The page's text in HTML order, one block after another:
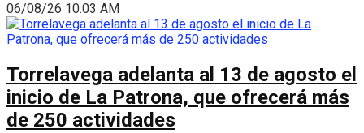
06/08/26 10:03 AM
Torrelavega adelanta al 13 de agosto el
inicio de La Patrona, que ofrecerá más
de 250 actividades